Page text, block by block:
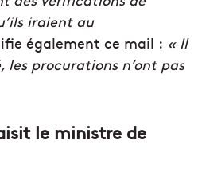
iraient au
également ce mail : « Il
les procurations n’ont pas
le ministre de